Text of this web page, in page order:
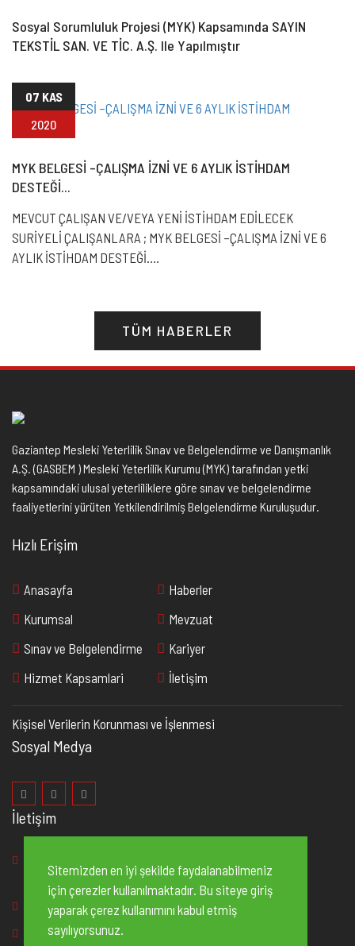
Sosyal Sorumluluk Projesi (MYK) Kapsamında SAYIN
TEKSTİL SAN. VE TİC. A.Ş. Ile Yapılmıştır
07 KAS
2020
MYK BELGESİ –ÇALIŞMA İZNİ VE 6 AYLIK İSTİHDAM
DESTEĞİ...
MEVCUT ÇALIŞAN VE/VEYA YENİ İSTİHDAM EDİLECEK
SURİYELİ ÇALIŞANLARA ; MYK BELGESİ –ÇALIŞMA İZNİ VE 6
AYLIK İSTİHDAM DESTEĞİ….
TÜM HABERLER
Gaziantep Mesleki Yeterlilik Sınav ve Belgelendirme ve Danışmanlık
A.Ş. (GASBEM ) Mesleki Yeterlilik Kurumu (MYK) tarafından yetki
kapsamındaki ulusal yeterliliklere göre sınav ve belgelendirme
faaliyetlerini yürüten Yetkilendirilmiş Belgelendirme Kuruluşudur.
Hızlı Erişim
Anasayfa
Kurumsal
Sınav ve Belgelendirme
Hizmet Kapsamlari
Haberler
Mevzuat
Kariyer
İletişim
Kişisel Verilerin Korunması ve İşlenmesi
Sosyal Medya
İletişim
Şehitkamil/Gaziantep
+90 342502 10 20
+90 342 502 14 70
Sitemizden en iyi şekilde faydalanabilmeniz
için çerezler kullanılmaktadır. Bu siteye giriş
yaparak çerez kullanımını kabul etmiş
sayılıyorsunuz.